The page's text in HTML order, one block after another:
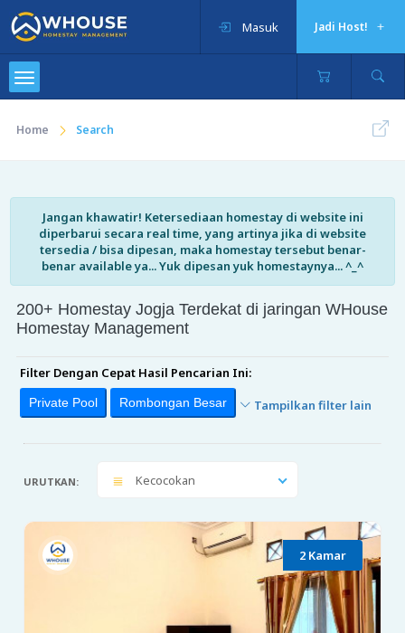
Jadi Host!
Masuk
Home Search
Jangan khawatir! Ketersediaan homestay di website ini
diperbarui secara real time, yang artinya jika di website
tersedia / bisa dipesan, maka homestay tersebut benar-
benar available ya... Yuk dipesan yuk homestaynya... ^_^
200+ Homestay Jogja Terdekat di jaringan WHouse
Homestay Management
Filter Dengan Cepat Hasil Pencarian Ini:
Private Pool Rombongan Besar Tampilkan filter lain
URUTKAN: Kecocokan
2 Kamar